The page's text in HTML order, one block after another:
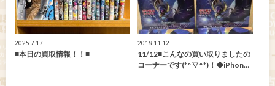
2025.7.17
■本日の買取情報！！■
2018.11.12
11/12■こんなの買い取りましたの
コーナーです(*^▽^*)！◆iPhon…